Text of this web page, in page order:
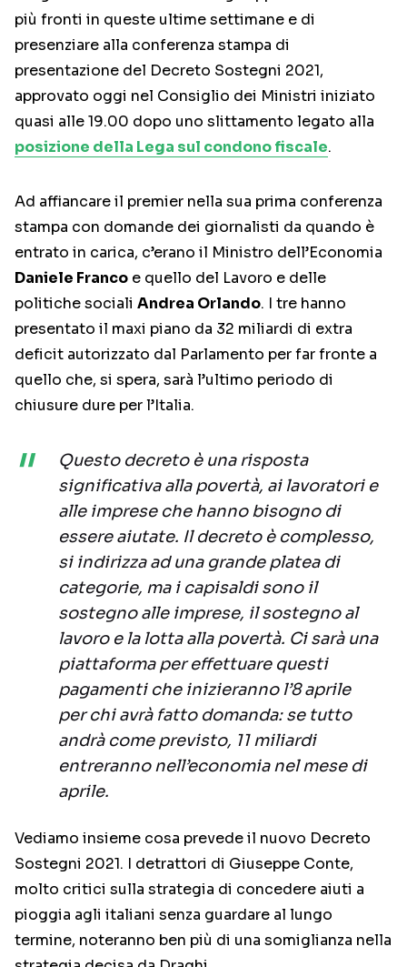
più fronti in queste ultime settimane e di
presenziare alla conferenza stampa di
presentazione del Decreto Sostegni 2021,
approvato oggi nel Consiglio dei Ministri iniziato
quasi alle 19.00 dopo uno slittamento legato alla
posizione della Lega sul condono fiscale.
Ad affiancare il premier nella sua prima conferenza
stampa con domande dei giornalisti da quando è
entrato in carica, c’erano il Ministro dell’Economia
Daniele Franco e quello del Lavoro e delle
politiche sociali Andrea Orlando. I tre hanno
presentato il maxi piano da 32 miliardi di extra
deficit autorizzato dal Parlamento per far fronte a
quello che, si spera, sarà l’ultimo periodo di
chiusure dure per l’Italia.
Questo decreto è una risposta
significativa alla povertà, ai lavoratori e
alle imprese che hanno bisogno di
essere aiutate. Il decreto è complesso,
si indirizza ad una grande platea di
categorie, ma i capisaldi sono il
sostegno alle imprese, il sostegno al
lavoro e la lotta alla povertà. Ci sarà una
piattaforma per effettuare questi
pagamenti che inizieranno l’8 aprile
per chi avrà fatto domanda: se tutto
andrà come previsto, 11 miliardi
entreranno nell’economia nel mese di
aprile.
Vediamo insieme cosa prevede il nuovo Decreto
Sostegni 2021. I detrattori di Giuseppe Conte,
molto critici sulla strategia di concedere aiuti a
pioggia agli italiani senza guardare al lungo
termine, noteranno ben più di una somiglianza nella